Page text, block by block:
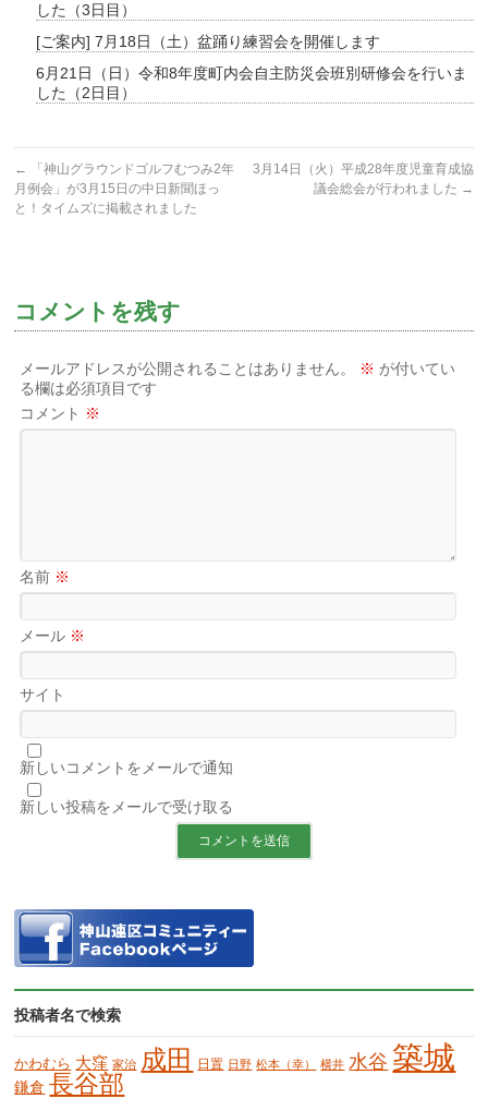
した（3日目）
[ご案内] 7月18日（土）盆踊り練習会を開催します
6月21日（日）令和8年度町内会自主防災会班別研修会を行いま
した（2日目）
←
「神山グラウンドゴルフむつみ2年
月例会」が3月15日の中日新聞ほっ
と！タイムズに掲載されました
3月14日（火）平成28年度児童育成協
議会総会が行われました →
コメントを残す
メールアドレスが公開されることはありません。 ※ が付いてい
る欄は必須項目です
コメント ※
名前 ※
メール ※
サイト
新しいコメントをメールで通知
新しい投稿をメールで受け取る
投稿者名で検索
かわむら 大窪 家治 成田 日置 日野 松本（幸） 横井 水谷 築城
鎌倉 長谷部